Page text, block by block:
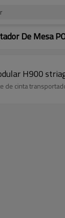
De Mesa
H900
de cinta